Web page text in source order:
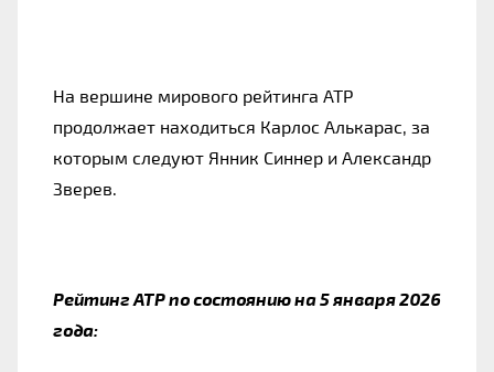
На вершине мирового рейтинга ATP
продолжает находиться Карлос Алькарас, за
которым следуют Янник Синнер и Александр
Зверев.
Рейтинг ATP по состоянию на 5 января 2026
года: